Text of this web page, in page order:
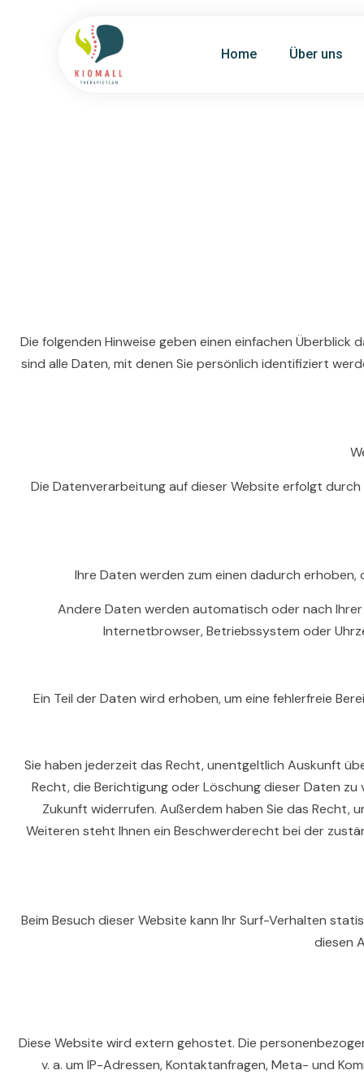
Home Über uns
Die folgenden Hinweise geben einen einfachen
sind alle Daten, mit denen Sie persönlich identifiziert
Die Datenverarbeitung auf dieser Website erfolgt
Ihre Daten werden zum einen dadurch erhoben,
Andere Daten werden automatisch oder nach
Internetbrowser, Betriebssystem oder
Ein Teil der Daten wird erhoben, um eine fehlerfreie
Sie haben jederzeit das Recht, unentgeltlich Auskunft
Recht, die Berichtigung oder Löschung dieser Daten zu
Zukunft widerrufen. Außerdem haben Sie das Recht,
Weiteren steht Ihnen ein Beschwerderecht bei der
Beim Besuch dieser Website kann Ihr Surf-Verhalten
diesen
Diese Website wird extern gehostet. Die
v. a. um IP-Adressen, Kontaktanfragen, Meta- und